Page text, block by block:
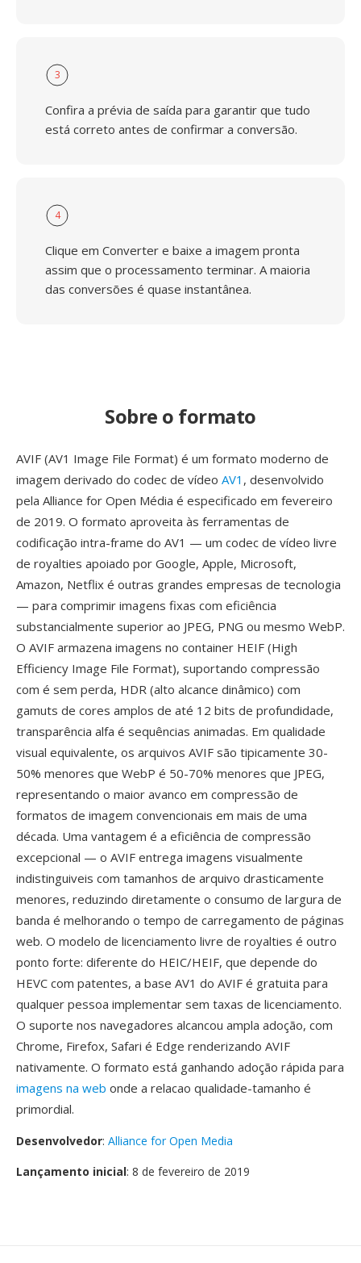
3
Confira a prévia de saída para garantir que tudo
está correto antes de confirmar a conversão.
4
Clique em Converter e baixe a imagem pronta
assim que o processamento terminar. A maioria
das conversões é quase instantânea.
Sobre o formato
AVIF (AV1 Image File Format) é um formato moderno de
imagem derivado do codec de vídeo AV1 , desenvolvido
pela Alliance for Open Média é especificado em fevereiro
de 2019. O formato aproveita às ferramentas de
codificação intra-frame do AV1 — um codec de vídeo livre
de royalties apoiado por Google, Apple, Microsoft,
Amazon, Netflix é outras grandes empresas de tecnologia
— para comprimir imagens fixas com eficiência
substancialmente superior ao JPEG, PNG ou mesmo WebP.
O AVIF armazena imagens no container HEIF (High
Efficiency Image File Format), suportando compressão
com é sem perda, HDR (alto alcance dinâmico) com
gamuts de cores amplos de até 12 bits de profundidade,
transparência alfa é sequências animadas. Em qualidade
visual equivalente, os arquivos AVIF são tipicamente 30-
50% menores que WebP é 50-70% menores que JPEG,
representando o maior avanco em compressão de
formatos de imagem convencionais em mais de uma
década. Uma vantagem é a eficiência de compressão
excepcional — o AVIF entrega imagens visualmente
indistinguiveis com tamanhos de arquivo drasticamente
menores, reduzindo diretamente o consumo de largura de
banda é melhorando o tempo de carregamento de páginas
web. O modelo de licenciamento livre de royalties é outro
ponto forte: diferente do HEIC/HEIF, que depende do
HEVC com patentes, a base AV1 do AVIF é gratuita para
qualquer pessoa implementar sem taxas de licenciamento.
O suporte nos navegadores alcancou ampla adoção, com
Chrome, Firefox, Safari é Edge renderizando AVIF
nativamente. O formato está ganhando adoção rápida para
imagens na web onde a relacao qualidade-tamanho é
primordial.
Desenvolvedor: Alliance for Open Media
Lançamento inicial: 8 de fevereiro de 2019